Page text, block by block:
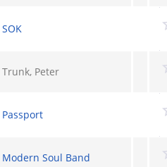
SOK
Trunk, Peter
Passport
Modern Soul Band